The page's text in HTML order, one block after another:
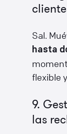
Sal.
hasta
flexible
9.
las